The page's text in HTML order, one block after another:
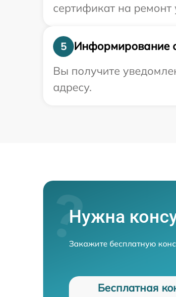
сертификат на ремонт
5
Информирование
Вы получите
адресу.
Нужна
Закажите бесплатную
Бесплатная